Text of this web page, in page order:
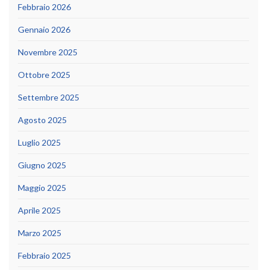
Febbraio 2026
Gennaio 2026
Novembre 2025
Ottobre 2025
Settembre 2025
Agosto 2025
Luglio 2025
Giugno 2025
Maggio 2025
Aprile 2025
Marzo 2025
Febbraio 2025